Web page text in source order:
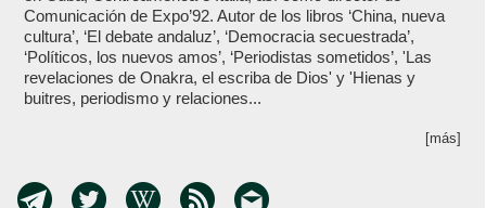
Comunicación de Expo’92. Autor de los libros ‘China, nueva
cultura’, ‘El debate andaluz’, ‘Democracia secuestrada’,
‘Políticos, los nuevos amos’, ‘Periodistas sometidos’, 'Las
revelaciones de Onakra, el escriba de Dios' y 'Hienas y
buitres, periodismo y relaciones...
[más]